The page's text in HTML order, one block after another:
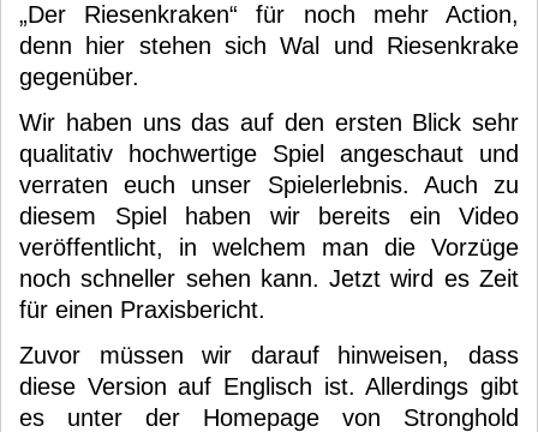
„Der Riesenkraken“ für noch mehr Action,
denn hier stehen sich Wal und Riesenkrake
gegenüber.
Wir haben uns das auf den ersten Blick sehr
qualitativ hochwertige Spiel angeschaut und
verraten euch unser Spielerlebnis. Auch zu
diesem Spiel haben wir bereits ein Video
veröffentlicht, in welchem man die Vorzüge
noch schneller sehen kann. Jetzt wird es Zeit
für einen Praxisbericht.
Zuvor müssen wir darauf hinweisen, dass
diese Version auf Englisch ist. Allerdings gibt
es unter der Homepage von Stronghold